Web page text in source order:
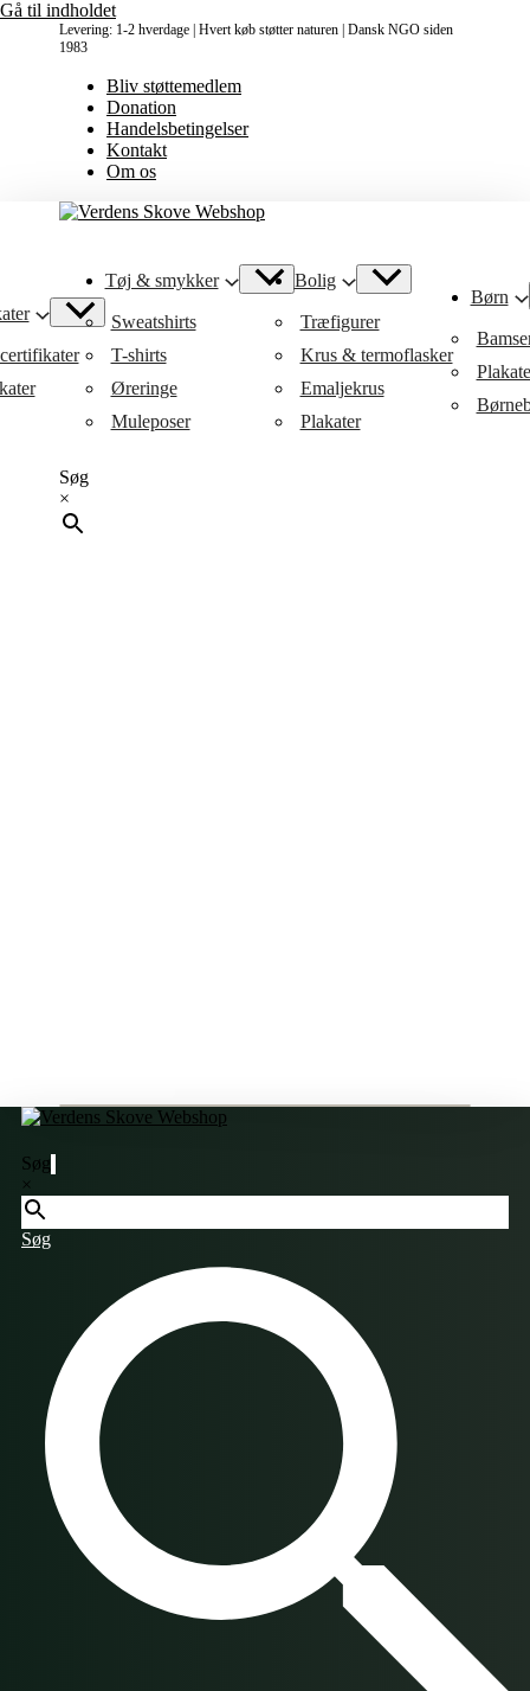
Gå til indholdet
Levering: 1-2 hverdage | Hvert køb støtter naturen | Dansk NGO siden
1983
Bliv støttemedlem
Donation
Handelsbetingelser
Kontakt
Om os
Tøj & smykker
Sweatshirts
T-shirts
Øreringe
Muleposer
Bolig
Træfigurer
Krus & termoflasker
Emaljekrus
Plakater
Børn
Søg
×
Søg
×
Søg